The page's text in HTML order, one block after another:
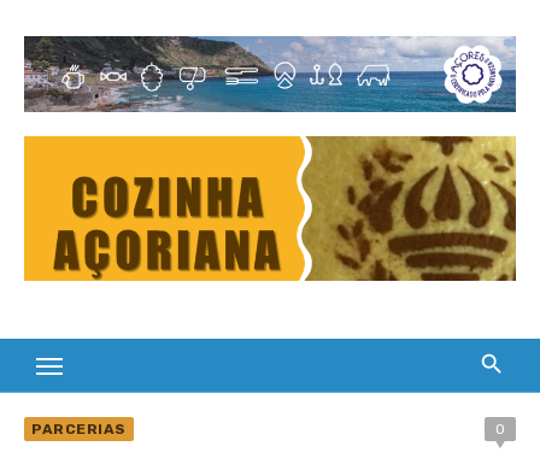
content
Cultura Gastronómica dos Açores
PARCERIAS 0